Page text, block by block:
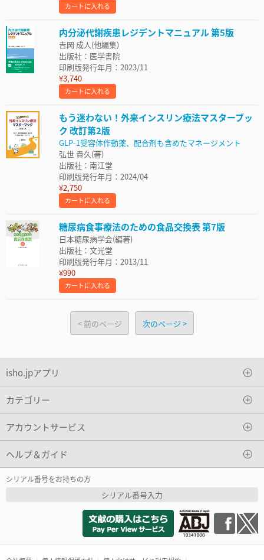
カートに入れる
内分泌代謝疾患レジデントマニュアル 第5版
𠮷岡 成人(他編集)
出版社：医学書院
印刷版発行年月：2023/11
¥3,740
カートに入れる
もう迷わない！外来インスリン療法マスターブッ
ク 改訂第2版
GLP-1受容体作動薬、配合剤も含めたマネージメント
弘世 貴久(著)
出版社：南江堂
印刷版発行年月：2024/04
¥2,750
カートに入れる
糖尿病食事療法のための食品交換表 第7版
日本糖尿病学会(編著)
出版社：文光堂
印刷版発行年月：2013/11
¥990
カートに入れる
前のページ 次のページ
isho.jpアプリ
カテゴリー
アカウントサービス
ヘルプ＆ガイド
シリアル番号をお持ちの方
シリアル番号入力